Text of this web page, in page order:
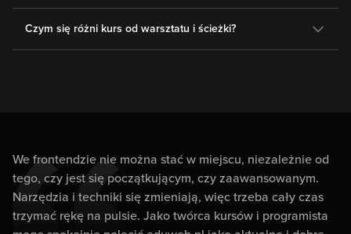
Czym się różni kurs od warsztatu i ścieżki?
We frontendzie nie można stać w miejscu, niezależnie od
tego, czy jest się początkującym, czy zaawansowanym.
Narzędzia i techniki się zmieniają, więc trzeba cały czas
trzymać rękę na pulsie. Jako twórca kursów i programista